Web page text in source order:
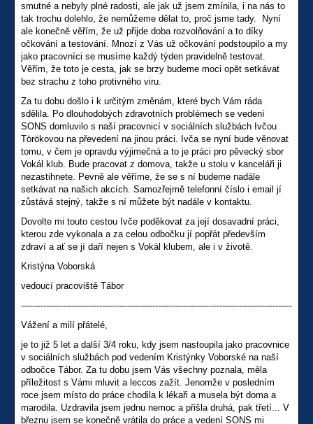
smutné a nebyly plné radosti, ale jak už jsem zmínila, i na nás to
tak trochu dolehlo, že nemůžeme dělat to, proč jsme tady. Nyní
ale konečně věřím, že už přijde doba rozvolňování a to díky
očkování a testování. Mnozí z Vás už očkování podstoupilo a my
jako pracovníci se musíme každý týden pravidelně testovat.
Věřím, že toto je cesta, jak se brzy budeme moci opět setkávat
bez strachu z toho protivného viru.
Za tu dobu došlo i k určitým změnám, které bych Vám ráda
sdělila. Po dlouhodobých zdravotních problémech se vedení
SONS domluvilo s naší pracovnicí v sociálních službách Ivčou
Törökovou na převedení na jinou práci. Ivča se nyní bude věnovat
tomu, v čem je opravdu výjimečná a to je práci pro pěvecký sbor
Vokál klub. Bude pracovat z domova, takže u stolu v kanceláři ji
nezastihnete. Pevně ale věříme, že se s ní budeme nadále
setkávat na našich akcích. Samozřejmě telefonní číslo i email jí
zůstává stejný, takže s ní můžete být nadále v kontaktu.
Dovolte mi touto cestou Ivče poděkovat za její dosavadní práci,
kterou zde vykonala a za celou odbočku jí popřát především
zdraví a ať se jí daří nejen s Vokál klubem, ale i v životě.
Kristýna Voborská
vedoucí pracoviště Tábor
-------------------------------------------------------------------------------------------------
Vážení a milí přátelé,
je to již 5 let a další 3/4 roku, kdy jsem nastoupila jako pracovnice
v sociálních službách pod vedením Kristýnky Voborské na naší
odbočce Tábor. Za tu dobu jsem Vás všechny poznala, měla
příležitost s Vámi mluvit a leccos zažít. Jenomže v posledním
roce jsem místo do práce chodila k lékaři a musela být doma a
marodila. Uzdravila jsem jednu nemoc a přišla druhá, pak třetí... V
březnu jsem se konečně vrátila do práce a vedení SONS mi